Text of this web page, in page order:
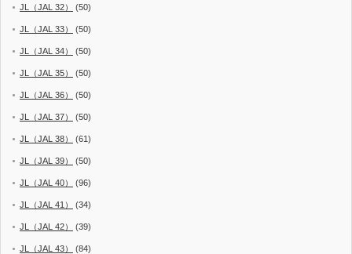
JL（JAL 32） (50)
JL（JAL 33） (50)
JL（JAL 34） (50)
JL（JAL 35） (50)
JL（JAL 36） (50)
JL（JAL 37） (50)
JL（JAL 38） (61)
JL（JAL 39） (50)
JL（JAL 40） (96)
JL（JAL 41） (34)
JL（JAL 42） (39)
JL（JAL 43） (84)